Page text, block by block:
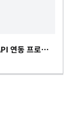
라이믹스/XE 이카운트ECOUNT 오픈API 연동 프로그램